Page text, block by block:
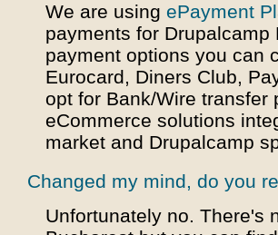
We are using ePayment
payments for
payment options you can
Eurocard, Diners Club,
opt for Bank/Wire transfer
eCommerce solutions
market and Drupalcamp
Changed my mind, do you
Unfortunately no. There's